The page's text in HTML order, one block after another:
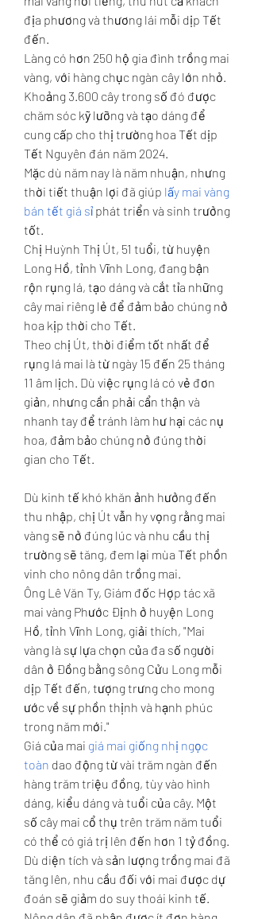
địa phương và thương lái mỗi dịp Tết
đến.
Làng có hơn 250 hộ gia đình trồng mai
vàng, với hàng chục ngàn cây lớn nhỏ.
Khoảng 3.600 cây trong số đó được
chăm sóc kỹ lưỡng và tạo dáng để
cung cấp cho thị trường hoa Tết dịp
Tết Nguyên đán năm 2024.
Mặc dù năm nay là năm nhuận, nhưng
thời tiết thuận lợi đã giúp lấy mai vàng
bán tết giá sỉ phát triển và sinh trưởng
tốt.
Chị Huỳnh Thị Út, 51 tuổi, từ huyện
Long Hồ, tỉnh Vĩnh Long, đang bận
rộn rụng lá, tạo dáng và cắt tỉa những
cây mai riêng lẻ để đảm bảo chúng nở
hoa kịp thời cho Tết.
Theo chị Út, thời điểm tốt nhất để
rụng lá mai là từ ngày 15 đến 25 tháng
11 âm lịch. Dù việc rụng lá có vẻ đơn
giản, nhưng cần phải cẩn thận và
nhanh tay để tránh làm hư hại các nụ
hoa, đảm bảo chúng nở đúng thời
gian cho Tết.
Dù kinh tế khó khăn ảnh hưởng đến
thu nhập, chị Út vẫn hy vọng rằng mai
vàng sẽ nở đúng lúc và nhu cầu thị
trường sẽ tăng, đem lại mùa Tết phồn
vinh cho nông dân trồng mai.
Ông Lê Văn Ty, Giám đốc Hợp tác xã
mai vàng Phước Định ở huyện Long
Hồ, tỉnh Vĩnh Long, giải thích, "Mai
vàng là sự lựa chọn của đa số người
dân ở Đồng bằng sông Cửu Long mỗi
dịp Tết đến, tượng trưng cho mong
ước về sự phồn thịnh và hạnh phúc
trong năm mới."
Giá của mai giá mai giống nhị ngọc
toàn dao động từ vài trăm ngàn đến
hàng trăm triệu đồng, tùy vào hình
dáng, kiểu dáng và tuổi của cây. Một
số cây mai cổ thụ trên trăm năm tuổi
có thể có giá trị lên đến hơn 1 tỷ đồng.
Dù diện tích và sản lượng trồng mai đã
tăng lên, nhu cầu đối với mai được dự
đoán sẽ giảm do suy thoái kinh tế.